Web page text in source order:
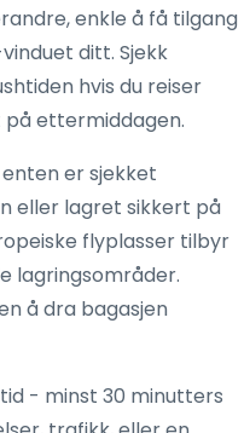
enkle å få tilgang
ditt. Sjekk
hvis du reiser
ettermiddagen.
er sjekket
eller lagret sikkert på
flyplasser tilbyr
lagringsområder.
å dra bagasjen
- minst 30 minutters